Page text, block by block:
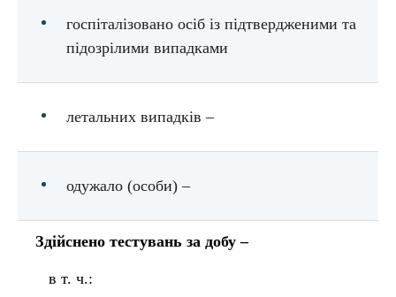
госпіталізовано осіб із підтвердженими та
підозрілими випадками
летальних випадків –
одужало (особи) –
Здійснено тестувань за добу –
в т. ч.: